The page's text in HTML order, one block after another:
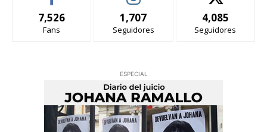
7,526
Fans
1,707
Seguidores
4,085
Seguidores
ESPECIAL